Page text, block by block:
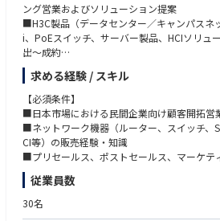
ング営業およびソリューション提案
■H3C製品（データセンター／キャンパスネ
i、PoEスイッチ、サーバー製品、HCIソリュ
出〜成約
■顧客キーパーソンとの関係構築・維持
■パートナーマネージャーやセールスエンジ
ント戦略の策定・実行
■顧客課題やニーズの把握およびソリューシ
■担当地域・指名アカウントに基づくマーケ
求める経験 / スキル
【必須条件】
■日本市場における民間企業向け顧客開拓営
■ネットワーク機器（ルーター、スイッチ、
CI等）の販売経験・知識
■プリセールス、ポストセールス、マーケテ
む、クロスファンクショナルチームを主導で
■契約・再販プロセスにおけるエンドユーザ
従業員数
30名